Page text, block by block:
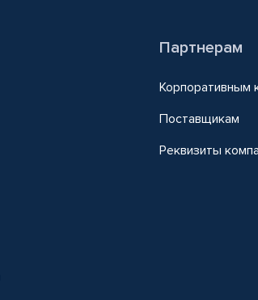
Партнерам
Корпоративным
Поставщикам
Реквизиты